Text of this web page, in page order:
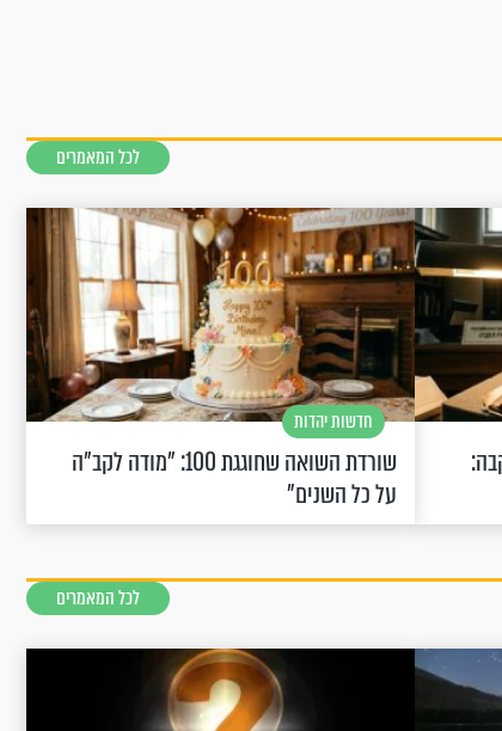
לכל המאמרים
חדשות יהדות
שורדת השואה שחוגגת 100: "מודה לקב"ה
על כל השנים"
לכל המאמרים